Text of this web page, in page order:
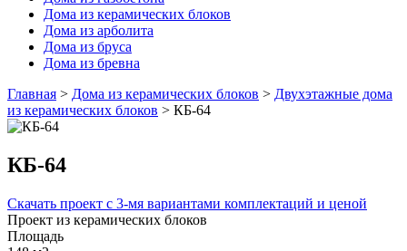
Дома из керамических блоков
Дома из арболита
Дома из бруса
Дома из бревна
Главная > Дома из керамических блоков > Двухэтажные дома
из керамических блоков > КБ-64
КБ-64
Скачать проект с 3-мя вариантами комплектаций и ценой
Проект из керамических блоков
Площадь